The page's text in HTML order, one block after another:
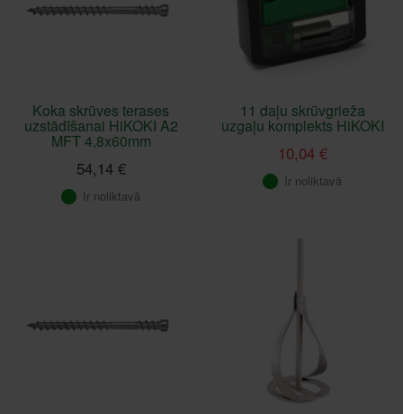
Koka skrūves terases
uzstādīšanai HiKOKI A2
MFT 4,8x60mm
54,14 €
Ir noliktavā
11 daļu skrūvgrieža
uzgaļu komplekts HiKOKI
10,04 €
Ir noliktavā